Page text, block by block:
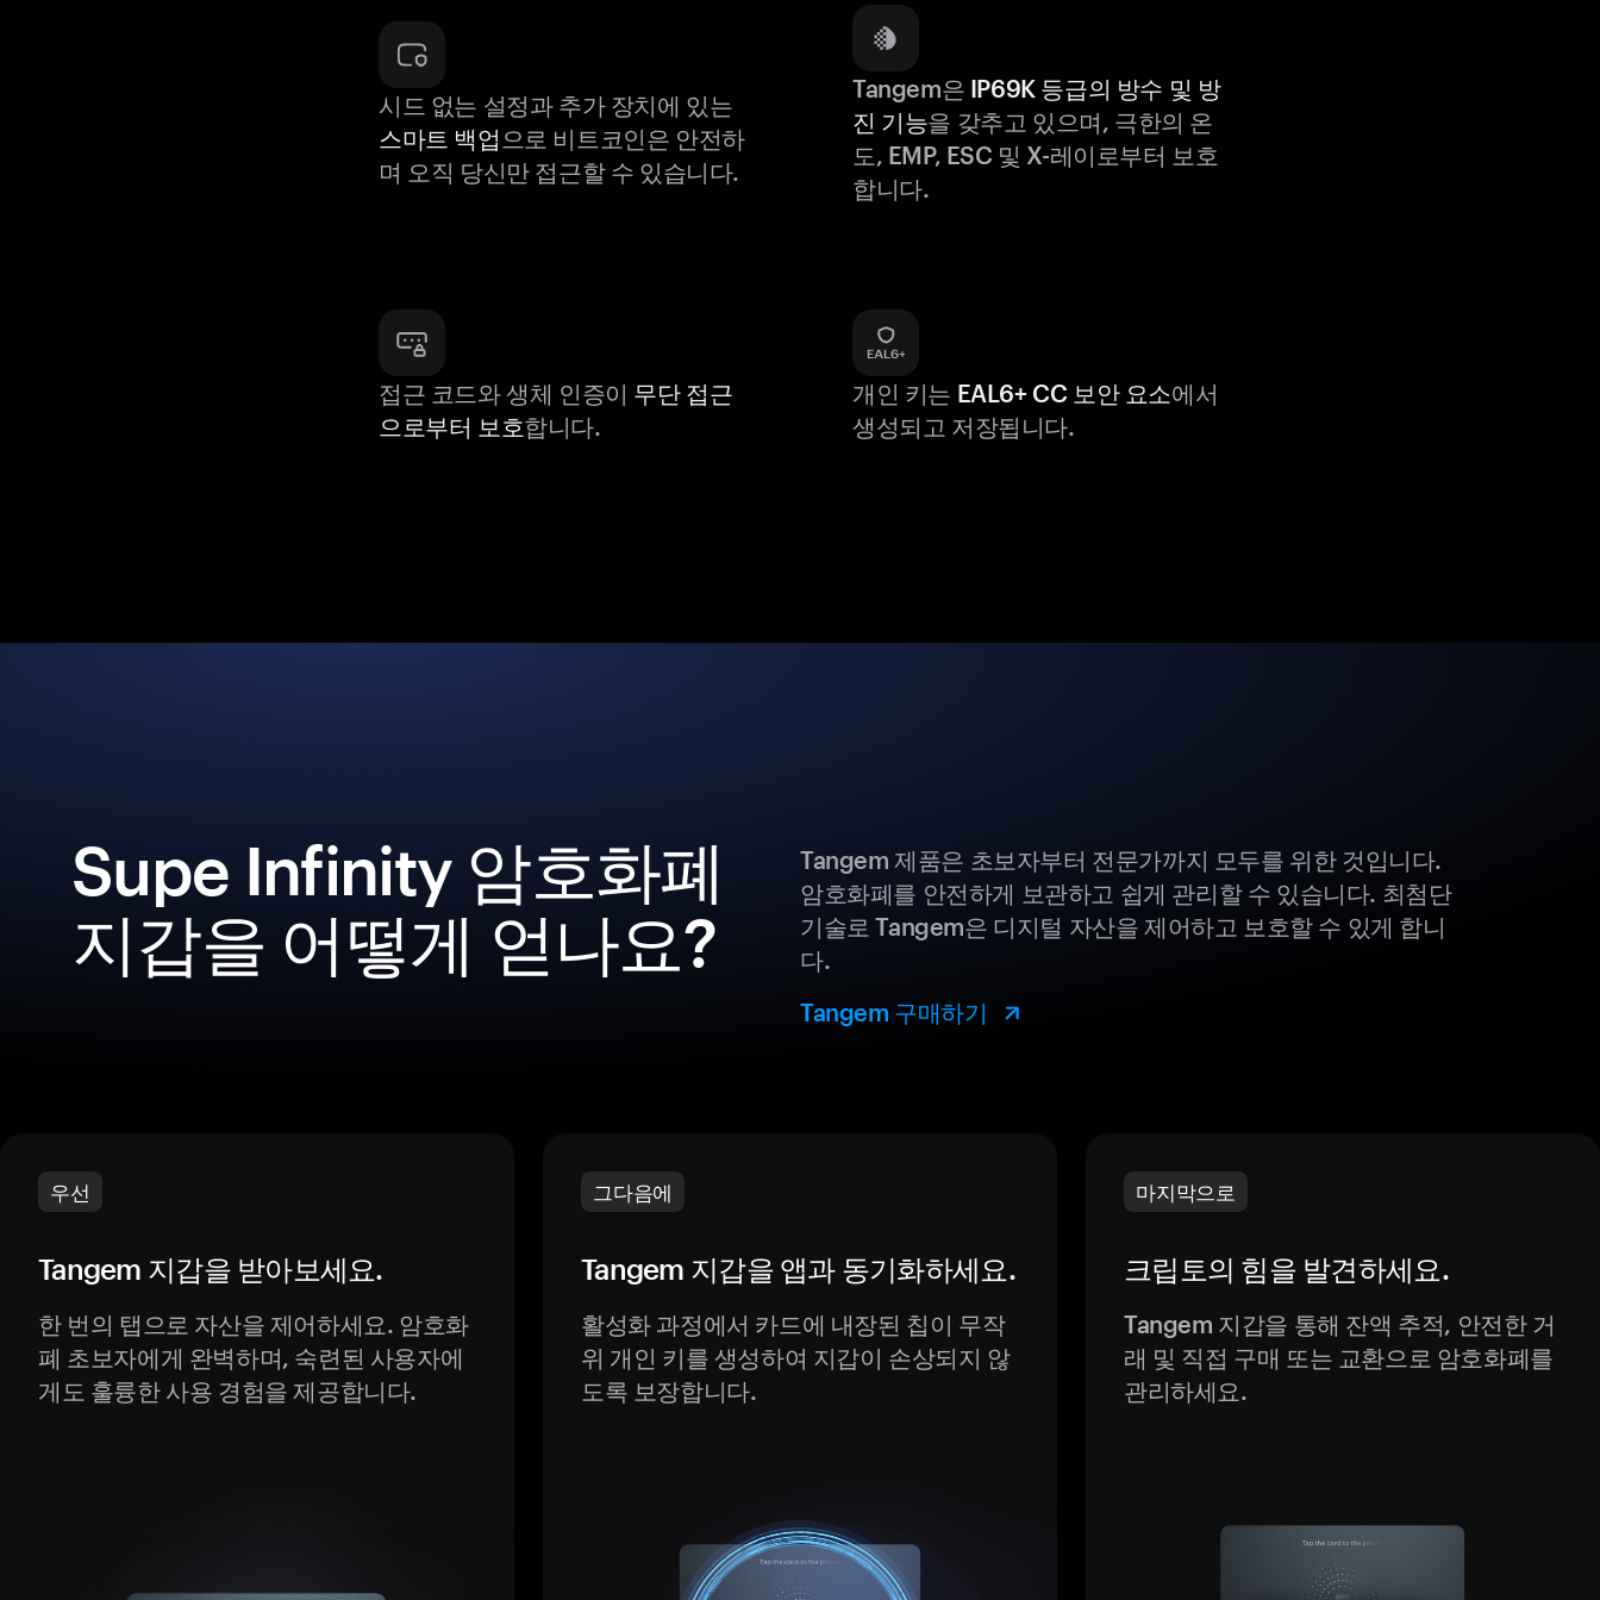
시드 없는 설정과 추가 장치에 있는
스마트 백업 으로 비트코인은 안전하
며 오직 당신만 접근할 수 있습니다.
Tangem은 IP69K 등급의 방수 및 방
진 기능을 갖추고 있으며, 극한의 온
도, EMP, ESC 및 X-레이로부터 보호
합니다.
접근 코드와 생체 인증이 무단 접근
으로부터 보호합니다.
개인 키는 EAL6+ CC 보안 요소에서
생성되고 저장됩니다.
Supe Infinity 암호화폐
지갑을 어떻게 얻나요?
Tangem 제품은 초보자부터 전문가까지 모두를 위한 것입니다.
암호화폐를 안전하게 보관하고 쉽게 관리할 수 있습니다. 최첨단
기술로 Tangem은 디지털 자산을 제어하고 보호할 수 있게 합니
다.
Tangem 구매하기
우선
Tangem 지갑을 받아보세요.
한 번의 탭으로 자산을 제어하세요. 암호화
폐 초보자에게 완벽하며, 숙련된 사용자에
게도 훌륭한 사용 경험을 제공합니다.
그다음에
Tangem 지갑을 앱과 동기화하세요.
활성화 과정에서 카드에 내장된 칩이 무작
위 개인 키를 생성하여 지갑이 손상되지 않
도록 보장합니다.
마지막으로
크립토의 힘을 발견하세요.
Tangem 지갑을 통해 잔액 추적, 안전한 거
래 및 직접 구매 또는 교환으로 암호화폐를
관리하세요.